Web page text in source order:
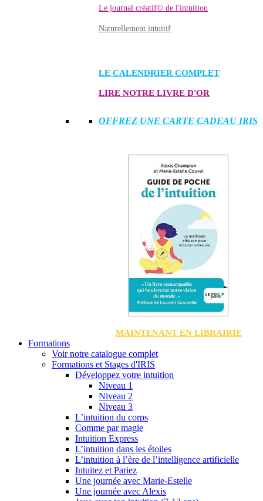
Le journal créatif© de l'intuition
Naturellement intuitif
LE CALENDRIER COMPLET
LIRE NOTRE LIVRE D'OR
OFFREZ UNE CARTE CADEAU IRIS
MAINTENANT EN LIBRAIRIE
Formations
Voir notre catalogue complet
Formations et Stages d'IRIS
Développez votre intuition
Niveau 1
Niveau 2
Niveau 3
L’intuition du corps
Comme par magie
Intuition Express
L’intuition dans les étoiles
L’intuition à l’ère de l’intelligence artificielle
Intuitez et Pariez
Une journée avec Marie-Estelle
Une journée avec Alexis